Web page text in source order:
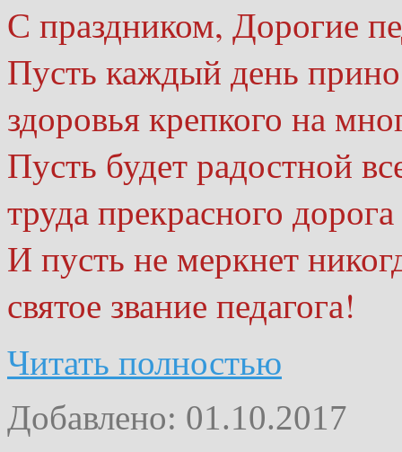
С праздником, Дорогие
Пусть каждый день
здоровья крепкого на
Пусть будет радостной
труда прекрасного
И пусть не меркнет
святое звание педагога!
Читать полностью
Добавлено: 01.10.2017